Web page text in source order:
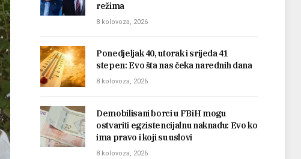
režima
8 kolovoza, 2026
Ponedjeljak 40, utorak i srijeda 41
stepen: Evo šta nas čeka narednih dana
8 kolovoza, 2026
Demobilisani borci u FBiH mogu
ostvariti egzistencijalnu naknadu: Evo ko
ima pravo i koji su uslovi
8 kolovoza, 2026